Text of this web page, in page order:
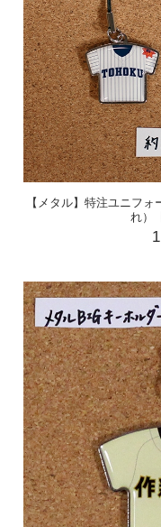
【メタル】特注ユニフ
れ）